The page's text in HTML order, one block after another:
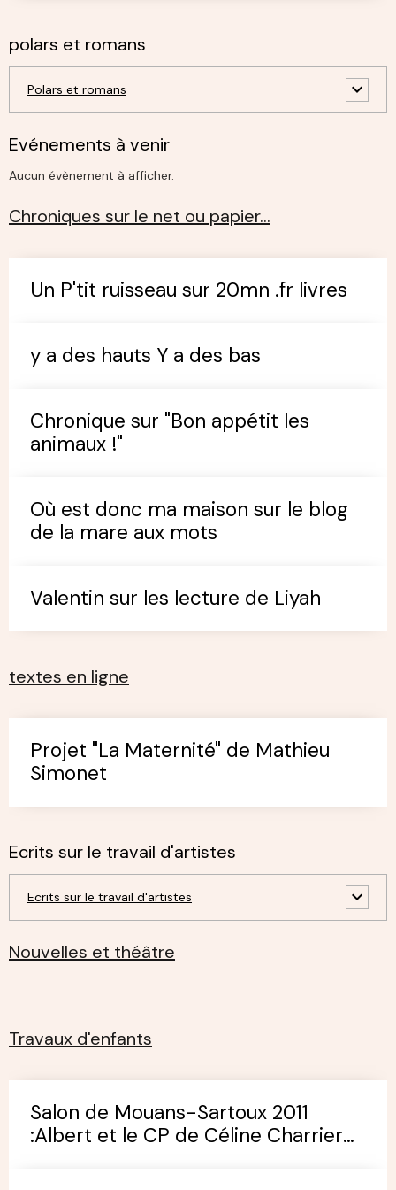
polars et romans
Polars et romans
Evénements à venir
Aucun évènement à afficher.
Chroniques sur le net ou papier…
Un P'tit ruisseau sur 20mn .fr livres
y a des hauts Y a des bas
Chronique sur "Bon appétit les
animaux !"
Où est donc ma maison sur le blog
de la mare aux mots
Valentin sur les lecture de Liyah
textes en ligne
Projet "La Maternité" de Mathieu
Simonet
Ecrits sur le travail d'artistes
Ecrits sur le travail d'artistes
Nouvelles et théâtre
Travaux d'enfants
Salon de Mouans-Sartoux 2011
:Albert et le CP de Céline Charrier